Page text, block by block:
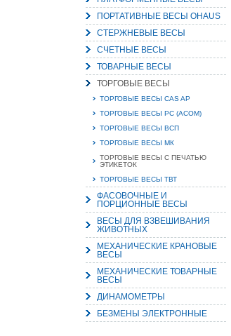
ПОРТАТИВНЫЕ ВЕСЫ OHAUS
СТЕРЖНЕВЫЕ ВЕСЫ
СЧЕТНЫЕ ВЕСЫ
ТОВАРНЫЕ ВЕСЫ
ТОРГОВЫЕ ВЕСЫ
ТОРГОВЫЕ ВЕСЫ CAS AP
ТОРГОВЫЕ ВЕСЫ PC (ACOM)
ТОРГОВЫЕ ВЕСЫ ВСП
ТОРГОВЫЕ ВЕСЫ МК
ТОРГОВЫЕ ВЕСЫ С ПЕЧАТЬЮ
ЭТИКЕТОК
ТОРГОВЫЕ ВЕСЫ ТВТ
ФАСОВОЧНЫЕ И
ПОРЦИОННЫЕ ВЕСЫ
ВЕСЫ ДЛЯ ВЗВЕШИВАНИЯ
ЖИВОТНЫХ
МЕХАНИЧЕСКИЕ КРАНОВЫЕ
ВЕСЫ
МЕХАНИЧЕСКИЕ ТОВАРНЫЕ
ВЕСЫ
ДИНАМОМЕТРЫ
БЕЗМЕНЫ ЭЛЕКТРОННЫЕ